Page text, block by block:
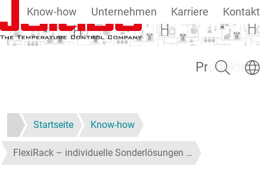
Direkt zum Inhalt
Produkte
Know-how Unternehmen Karriere Kontakt
Suchen
Startseite Know-how
FlexiRack – individuelle Sonderlösungen …